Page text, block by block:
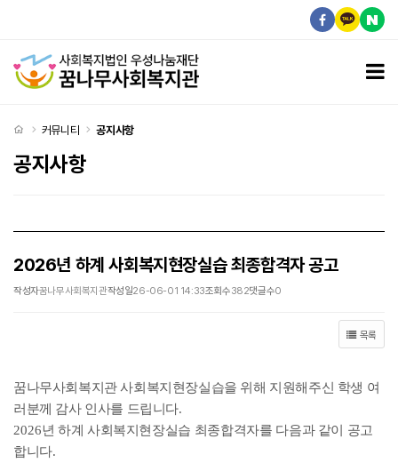
처음으로
커뮤니티 공지사항
공지사항
2026년 하계 사회복지현장실습 최종합격자 공고
작성자꿈나무사회복지관작성일26-06-01 14:33조회수382댓글수0
목록
꿈나무사회복지관 사회복지현장실습을 위해 지원해주신 학생 여
러분께 감사 인사를 드립니다.
2026년 하계 사회복지현장실습 최종합격자를 다음과 같이 공고
합니다.